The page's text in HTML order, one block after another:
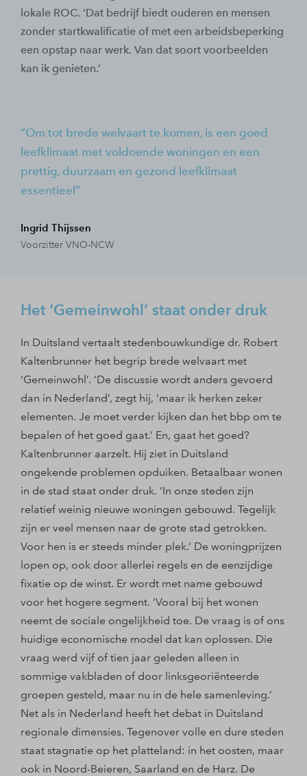
lokale ROC. ‘Dat bedrijf biedt ouderen en mensen
zonder startkwalificatie of met een arbeidsbeperking
een opstap naar werk. Van dat soort voorbeelden
kan ik genieten.’
Om tot brede welvaart te komen, is een goed
leefklimaat met voldoende woningen en een
prettig, duurzaam en gezond leefklimaat
essentieel
Ingrid Thijssen
Voorzitter VNO-NCW
Het ‘Gemeinwohl’ staat onder druk
In Duitsland vertaalt stedenbouwkundige dr. Robert
Kaltenbrunner het begrip brede welvaart met
‘Gemeinwohl’. ‘De discussie wordt anders gevoerd
dan in Nederland’, zegt hij, ‘maar ik herken zeker
elementen. Je moet verder kijken dan het bbp om te
bepalen of het goed gaat.’ En, gaat het goed?
Kaltenbrunner aarzelt. Hij ziet in Duitsland
ongekende problemen opduiken. Betaalbaar wonen
in de stad staat onder druk. ‘In onze steden zijn
relatief weinig nieuwe woningen gebouwd. Tegelijk
zijn er veel mensen naar de grote stad getrokken.
Voor hen is er steeds minder plek.’ De woningprijzen
lopen op, ook door allerlei regels en de eenzijdige
fixatie op de winst. Er wordt met name gebouwd
voor het hogere segment. ‘Vooral bij het wonen
neemt de sociale ongelijkheid toe. De vraag is of ons
huidige economische model dat kan oplossen. Die
vraag werd vijf of tien jaar geleden alleen in
sommige vakbladen of door linksgeoriënteerde
groepen gesteld, maar nu in de hele samenleving.’
Net als in Nederland heeft het debat in Duitsland
regionale dimensies. Tegenover volle en dure steden
staat stagnatie op het platteland: in het oosten, maar
ook in Noord-Beieren, Saarland en de Harz. De